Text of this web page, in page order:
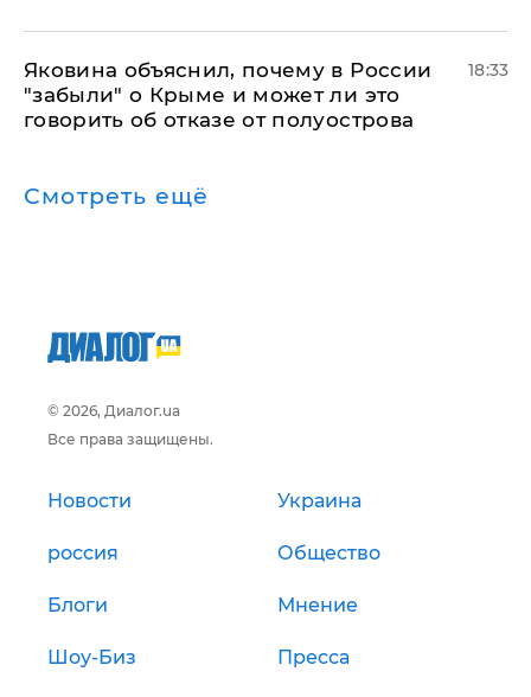
Яковина объяснил, почему в России
"забыли" о Крыме и может ли это
говорить об отказе от полуострова
18:33
Смотреть ещё
© 2026, Диалог.ua
Все права защищены.
Новости Украина
россия Общество
Блоги Мнение
Шоу-Биз Пресса